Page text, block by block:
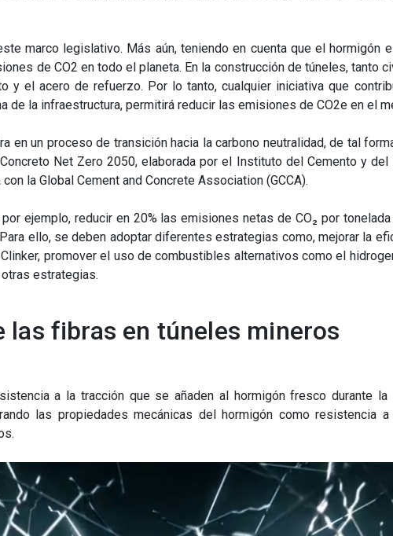
marco legislativo. Más aún, teniendo en cuenta que el hormigón
de CO2 en todo el planeta. En la construcción de túneles, tanto
y el acero de refuerzo. Por lo tanto, cualquier iniciativa que
de la infraestructura, permitirá reducir las emisiones de CO2e en el
en un proceso de transición hacia la carbono neutralidad, de tal
Net Zero 2050, elaborada por el Instituto del Cemento y
la Global Cement and Concrete Association (GCCA).
ejemplo, reducir en 20% las emisiones netas de CO₂ por
ello, se deben adoptar diferentes estrategias como, mejorar la
Clinker, promover el uso de combustibles alternativos como el
estrategias.
fibras en túneles mineros
a la tracción que se añaden al hormigón fresco durante la
las propiedades mecánicas del hormigón como resistencia